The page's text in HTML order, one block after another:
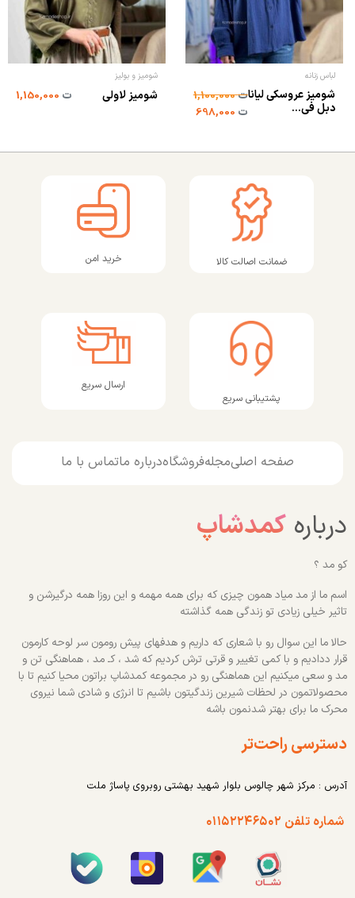
لباس زنانه
شومیز عروسکی لیانا
دبل فی...
ت1,100,000
ت698,000
شومیز و بولیز
شومیز لاولی ت1,150,000
ضمانت اصالت کالا خرید امن
پشتیبانی سریع
ارسال سریع
صفحه اصلیمجلهفروشگاهدرباره ماتماس با ما
درباره کمدشاپ
کو مد ؟
اسم ما از مد میاد همون چیزی که برای همه مهمه و این روزا همه درگیرشن و
تاثیر خیلی زیادی تو زندگی همه گذاشته
حالا ما این سوال رو با شعاری که داریم و هدفهای پیش رومون سر لوحه کارمون
قرار ددادیم و با کمی تغییر و قرتی ترش کردیم که شد ، کـ مد ، هماهنگی تن و
مد و سعی میکنیم این هماهنگی رو در مجموعه کمدشاپ براتون محیا کنیم تا با
محصولاتمون در لحظات شیرین زندگیتون باشیم تا انرژی و شادی شما نیروی
محرک ما برای بهتر شدنمون باشه
دسترسی راحت‌تر
آدرس : مرکز شهر چالوس بلوار شهید بهشتی روبروی پاساژ ملت
شماره تلفن ۰۱۱۵۲۲۴۶۵۰۲